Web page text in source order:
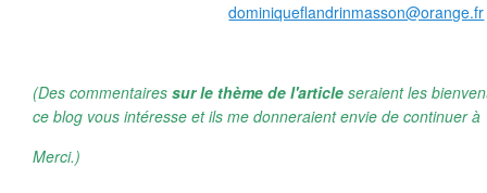
dominiqueflandrinmasson@orange.fr
(Des commentaires sur le thème de l'article seraient les
ce blog vous intéresse et ils me donneraient envie de continuer
Merci.)